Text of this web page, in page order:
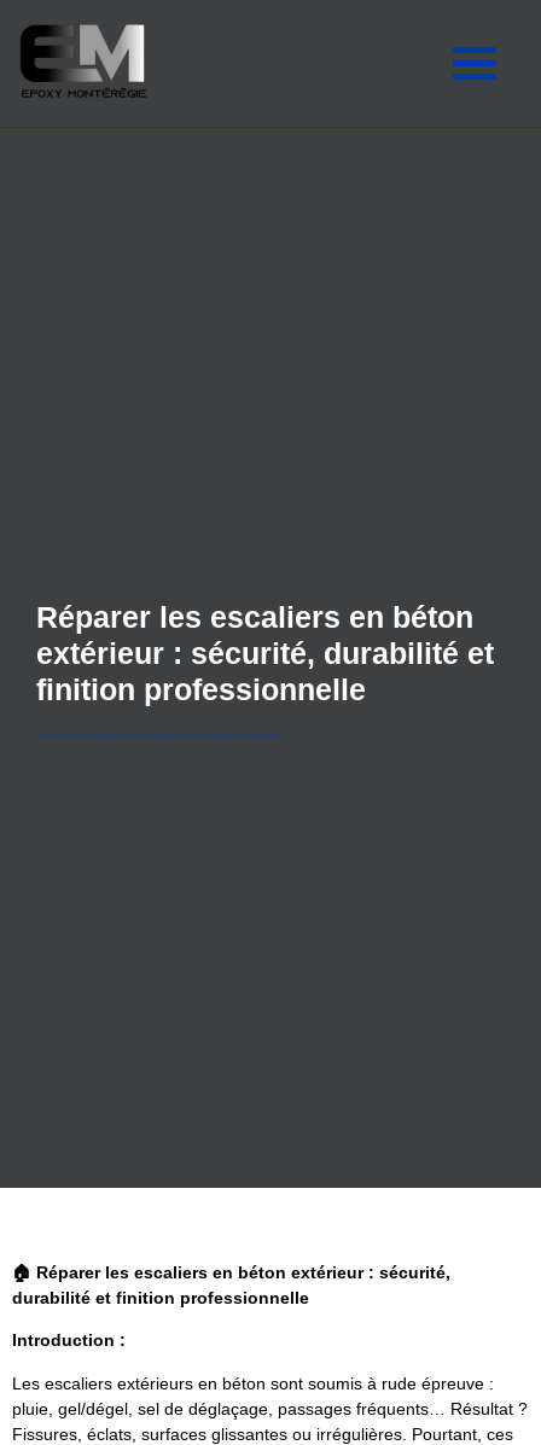
Réparer les escaliers en béton
extérieur : sécurité, durabilité et
finition professionnelle
🏠 Réparer les escaliers en béton extérieur : sécurité,
durabilité et finition professionnelle
Introduction :
Les escaliers extérieurs en béton sont soumis à rude épreuve :
pluie, gel/dégel, sel de déglaçage, passages fréquents… Résultat ?
Fissures, éclats, surfaces glissantes ou irrégulières. Pourtant, ces